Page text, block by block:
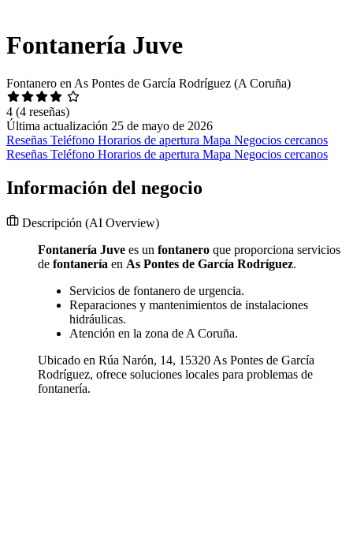
Fontanería Juve
Fontanero en As Pontes de García Rodríguez (A Coruña)
4 (4 reseñas)
Última actualización 25 de mayo de 2026
Reseñas Teléfono Horarios de apertura Mapa Negocios cercanos
Reseñas Teléfono Horarios de apertura Mapa Negocios cercanos
Información del negocio
Descripción (AI Overview)
Fontanería Juve es un fontanero que proporciona servicios
de fontanería en As Pontes de García Rodríguez.
Servicios de fontanero de urgencia.
Reparaciones y mantenimientos de instalaciones
hidráulicas.
Atención en la zona de A Coruña.
Ubicado en Rúa Narón, 14, 15320 As Pontes de García
Rodríguez, ofrece soluciones locales para problemas de
fontanería.